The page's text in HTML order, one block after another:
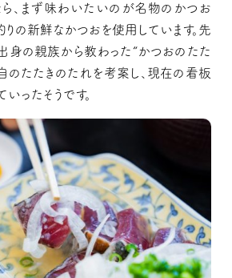
ら、まず味わいたいのが名物のかつお
りの新鮮なかつおを使用しています。先
身の親族から教わった“かつおのたた
自のたたきのたれを考案し、現在の看板
ったそうです。